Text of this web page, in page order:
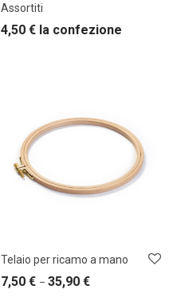
Assortiti
4,50 € la confezione
Telaio per ricamo a mano
7,50 € – 35,90 €